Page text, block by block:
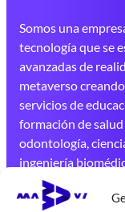
Somos una
tecnología que se
avanzadas de
metaverso
servicios de
formación de
odontología,
ingeniería
hospitalaria,